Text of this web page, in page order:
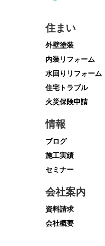
住まい
外壁塗装
内装リフォーム
水回りリフォーム
住宅トラブル
火災保険申請
情報
ブログ
施工実績
セミナー
会社案内
資料請求
会社概要